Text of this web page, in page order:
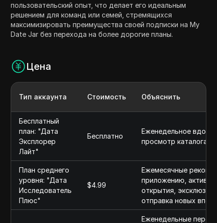
пользовательский опыт, что делает его идеальным
решением для команд или семей, стремящихся
максимизировать преимущества своей подписки на My
Date Jar без перехода на более дорогие планы.
Цена
Тип аккаунта Стоимость Объяснить
Бесплатный
план: "Дата
Эксплорер
Лайт"
Бесплатно
Еженедельное
просмотр каталога,
План среднего
уровня: "Дата
Исследователь
Плюс"
$4.99
Ежемесячные
приложению,
открытия,
отправка новых
Еженедельные